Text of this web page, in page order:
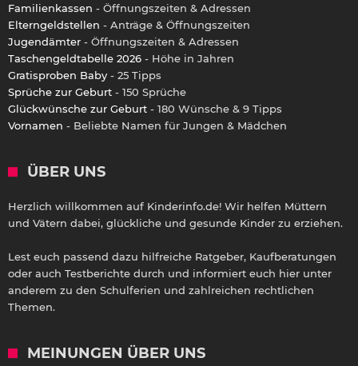
Familienkassen - Öffnungszeiten & Adressen
Elterngeldstellen - Anträge & Öffnungszeiten
Jugendämter - Öffnungszeiten & Adressen
Taschengeldtabelle 2026 - Höhe in Jahren
Gratisproben Baby - 25 Tipps
Sprüche zur Geburt - 150 Sprüche
Glückwünsche zur Geburt - 180 Wünsche & 9 Tipps
Vornamen - Beliebte Namen für Jungen & Mädchen
ÜBER UNS
Herzlich willkommen auf Kinderinfo.de! Wir helfen Müttern
und Vätern dabei, glückliche und gesunde Kinder zu erziehen.
Lest euch passend dazu hilfreiche Ratgeber, Kaufberatungen
oder auch Testberichte durch und informiert euch hier unter
anderem zu den Schulferien und zahlreichen rechtlichen
Themen.
MEINUNGEN ÜBER UNS